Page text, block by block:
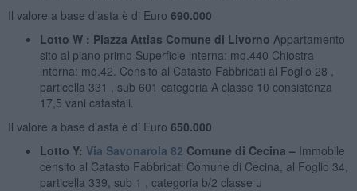
Il valore a base d’asta è di Euro 690.000
Lotto W : Piazza Attias Comune di Livorno Appartamento
sito al piano primo Superficie interna: mq.440 Chiostra
interna: mq.42. Censito al Catasto Fabbricati al Foglio 28 ,
particella 331 , sub 601 categoria A classe 10 consistenza
17,5 vani catastali.
Il valore a base d’asta è di Euro 650.000
Lotto Y: Via Savonarola 82 Comune di Cecina – Immobile
censito al Catasto Fabbricati Comune di Cecina, al Foglio 34,
particella 339, sub 1 , categoria b/2 classe u